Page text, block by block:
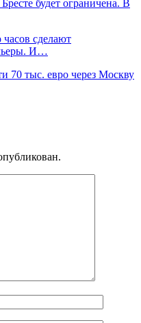
будет ограничена. В
сделают
И…
70 тыс. евро через Москву